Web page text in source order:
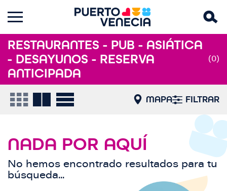
RESTAURANTES - PUB - ASIÁTICA
- DESAYUNOS - RESERVA
ANTICIPADA
(0)
MAPA FILTRAR
NADA POR AQUÍ
No hemos encontrado resultados para tu
búsqueda...